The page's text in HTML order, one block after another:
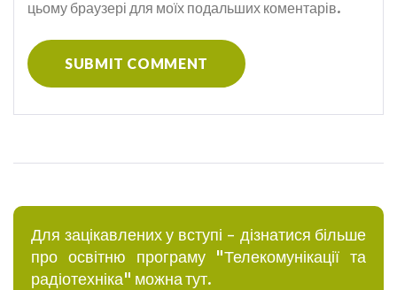
цьому браузері для моїх подальших коментарів.
Для зацікавлених у вступі - дізнатися більше
про освітню програму "Телекомунікації та
радіотехніка" можна тут.